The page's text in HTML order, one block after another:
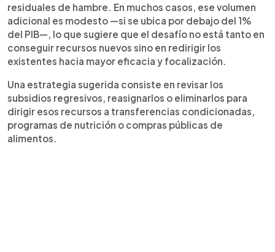
residuales de hambre. En muchos casos, ese volumen
adicional es modesto —si se ubica por debajo del 1%
del PIB—, lo que sugiere que el desafío no está tanto en
conseguir recursos nuevos sino en redirigir los
existentes hacia mayor eficacia y focalización.
Una estrategia sugerida consiste en revisar los
subsidios regresivos, reasignarlos o eliminarlos para
dirigir esos recursos a transferencias condicionadas,
programas de nutrición o compras públicas de
alimentos.